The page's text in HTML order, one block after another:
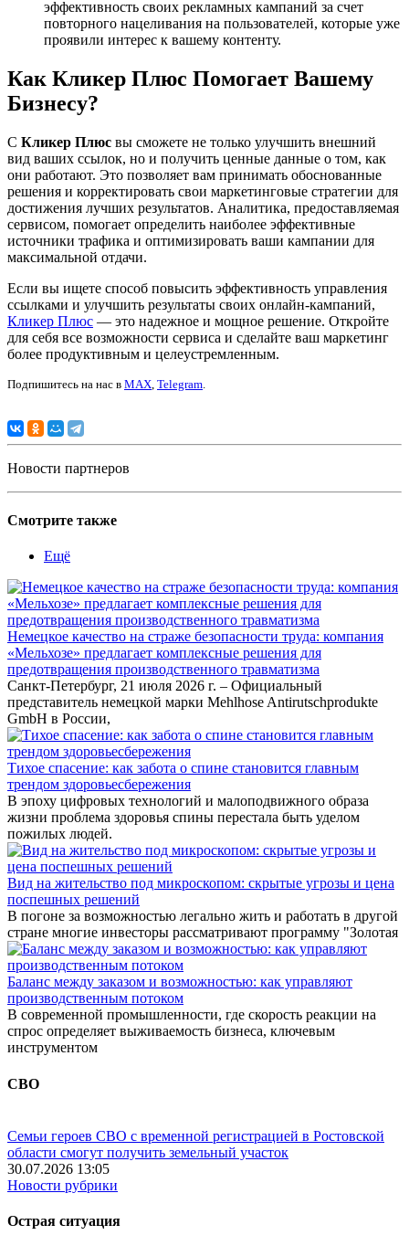
эффективность своих рекламных кампаний за счет
повторного нацеливания на пользователей, которые уже
проявили интерес к вашему контенту.
Как Кликер Плюс Помогает Вашему
Бизнесу?
С Кликер Плюс вы сможете не только улучшить внешний
вид ваших ссылок, но и получить ценные данные о том, как
они работают. Это позволяет вам принимать обоснованные
решения и корректировать свои маркетинговые стратегии для
достижения лучших результатов. Аналитика, предоставляемая
сервисом, помогает определить наиболее эффективные
источники трафика и оптимизировать ваши кампании для
максимальной отдачи.
Если вы ищете способ повысить эффективность управления
ссылками и улучшить результаты своих онлайн-кампаний,
Кликер Плюс — это надежное и мощное решение. Откройте
для себя все возможности сервиса и сделайте ваш маркетинг
более продуктивным и целеустремленным.
Подпишитесь на нас в MAX Telegram
Новости партнеров
Смотрите также
Ещё
Немецкое качество на страже безопасности труда: компания
«Мельхозе» предлагает комплексные решения для
предотвращения производственного травматизма
Санкт-Петербург, 21 июля 2026 г. – Официальный
представитель немецкой марки Mehlhose Antirutschprodukte
GmbH в России,
Тихое спасение: как забота о спине становится главным
трендом здоровьесбережения
В эпоху цифровых технологий и малоподвижного образа
жизни проблема здоровья спины перестала быть уделом
пожилых людей.
Вид на жительство под микроскопом: скрытые угрозы и цена
поспешных решений
В погоне за возможностью легально жить и работать в другой
стране многие инвесторы рассматривают программу "Золотая
Баланс между заказом и возможностью: как управляют
производственным потоком
В современной промышленности, где скорость реакции на
спрос определяет выживаемость бизнеса, ключевым
инструментом
СВО
Семьи героев СВО с временной регистрацией в Ростовской
области смогут получить земельный участок
30.07.2026 13:05
Новости рубрики
Острая ситуация